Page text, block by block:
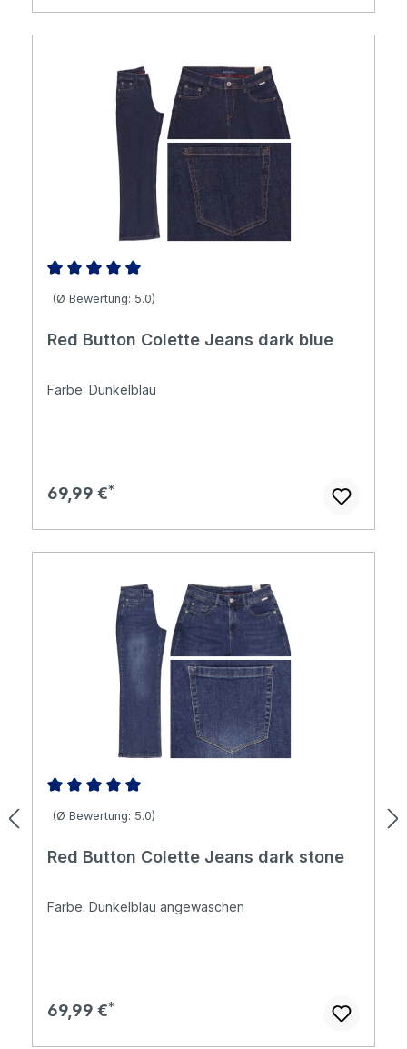
Durchschnittliche Bewertung von 5 von 5 Sternen
(Ø Bewertung: 5.0)
Red Button Colette Jeans dark blue
Farbe: Dunkelblau
Regulärer Preis:
69,99 €
Durchschnittliche Bewertung von 5 von 5 Sternen
(Ø Bewertung: 5.0)
Red Button Colette Jeans dark stone
Farbe: Dunkelblau angewaschen
Regulärer Preis:
69,99 €